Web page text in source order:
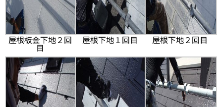
屋根板金下地２回
目
屋根下地１回目 屋根下地２回目